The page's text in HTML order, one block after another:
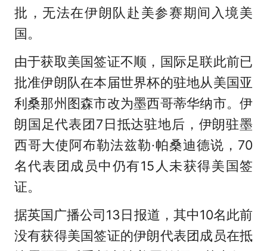
批，无法在伊朗队赴美参赛期间入境美
国。
由于获取美国签证不顺，国际足联此前已
批准伊朗队在本届世界杯的驻地从美国亚
利桑那州图森市改为墨西哥蒂华纳市。伊
朗国足代表团7日抵达驻地后，伊朗驻墨
西哥大使阿布勒法兹勒·帕桑迪德说，70
名代表团成员中仍有15人未获得美国签
证。
据英国广播公司13日报道，其中10名此前
没有获得美国签证的伊朗代表团成员在抵